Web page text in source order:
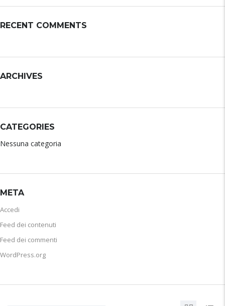
RECENT COMMENTS
ARCHIVES
CATEGORIES
Nessuna categoria
META
Accedi
Feed dei contenuti
Feed dei commenti
WordPress.org